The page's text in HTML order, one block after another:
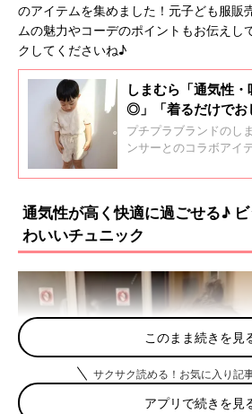
のアイテムを集めました！元子ども服販
ムの魅力やコーデのポイントもお伝えし
クしてくださいね♪
しまむら「通気性
◎」「着るだけでお
服販売員ライター
ーコラボ5選
プチプラブランドのし
ンサーとのコラボアイ
が多く話題となってい
魅力やおすすめコーデ
ぜひチェックしてくだ
通気性が高く快適に過ごせる♪
わいいチュニック
このまま続きを見
サクサク読める！お気に入り記
アプリで続きを見